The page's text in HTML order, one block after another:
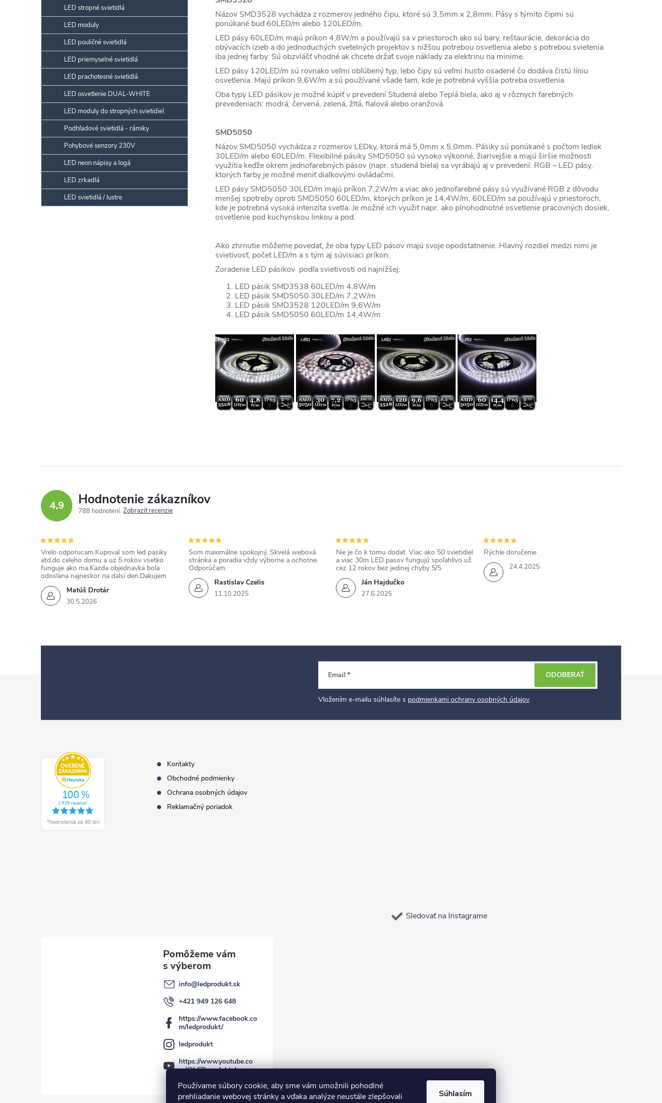
Používame súbory cookie, aby sme vám umožnili pohodlné
prehliadanie webovej stránky a vďaka analýze neustále zlepšovali
Súhlasím
LED stropné svietidlá
LED moduly
LED pouličné svietidlá
LED priemyselné svietidlá
LED prachotesné svietidlá
LED osvetlenie DUAL-WHITE
LED moduly do stropných svietidiel
Podhľadové svietidlá - rámiky
Pohybové senzory 230V
LED neon nápisy a logá
LED zrkadlá
LED svietidlá / lustre
Názov SMD3528 vychádza z rozmerov jedného čipu, ktoré sú 3,5mm x 2,8mm. Pásy s týmito čipmi sú
ponúkané buď 60LED/m alebo 120LED/m.
LED pásy 60LED/m majú príkon 4,8W/m a používajú sa v priestoroch ako sú bary, reštaurácie, dekorácia do
obývacích izieb a do jednoduchých svetelných projektov s nižšou potrebou osvetlenia alebo s potrebou svietenia
iba jednej farby. Sú obzvlášť vhodné ak chcete držať svoje náklady za elektrinu na minime.
LED pásy 120LED/m sú rovnako veľmi obľúbený typ, lebo čipy sú veľmi husto osadené čo dodáva čistú líniu
osvetlenia. Majú príkon 9,6W/m a sú používané všade tam, kde je potrebná vyššia potreba osvetlenia.
Oba typy LED pásikov je možné kúpiť v prevedení Studená alebo Teplá biela, ako aj v rôznych farebných
prevedeniach: modrá, červená, zelená, žltá, fialová alebo oranžová.
SMD5050
Názov SMD5050 vychádza z rozmerov LEDky, ktorá má 5,0mm x 5,0mm. Pásiky sú ponúkané s počtom lediek
30LED/m alebo 60LED/m. Flexibilné pásiky SMD5050 sú vysoko výkonné, žiarivejšie a majú širšie možnosti
využitia keďže okrem jednofarebných pásov (napr. studená biela) sa vyrábajú aj v prevedení: RGB – LED pásy,
ktorých farby je možné meniť diaľkovými ovládačmi.
LED pásy SMD5050 30LED/m majú príkon 7,2W/m a viac ako jednofarebné pásy sú využívané RGB z dôvodu
menšej spotreby oproti SMD5050 60LED/m, ktorých príkon je 14,4W/m. 60LED/m sa používajú v priestoroch,
kde je potrebná vysoká intenzita svetla. Je možné ich využiť napr. ako plnohodnotné osvetlenie pracovných dosiek,
osvetlenie pod kuchynskou linkou a pod.
Ako zhrnutie môžeme povedať, že oba typy LED pásov majú svoje opodstatnenie. Hlavný rozdiel medzi nimi je
svietivosť, počet LED/m a s tým aj súvisiaci príkon.
Zoradenie LED pásikov podľa svietivosti od najnižšej:
LED pásik SMD3538 60LED/m 4,8W/m
LED pásik SMD5050 30LED/m 7,2W/m
LED pásik SMD3528 120LED/m 9,6W/m
LED pásik SMD5050 60LED/m 14,4W/m
4,9 Hodnotenie zákazníkov
788 hodnotení Zobraziť recenzie
Matúš Drotár
30.5.2026
Vrelo odporucam.Kupoval som led pasiky
atd.do celeho domu a uz 5 rokov vsetko
funguje ako ma.Kazda objednavka bola
odoslana najneskor na dalsi den.Dakujem
Rastislav Czelis
11.10.2025
Som maximálne spokojný. Skvelá webová
stránka a poradia vždy výborne a ochotne.
Odporúčam.
Ján Hajdučko
27.6.2025
Nie je čo k tomu dodať. Viac ako 50 svietidiel
a viac 30m LED pasov fungujú spoľahlivo už
cez 12 rokov bez jedinej chyby 5/5
24.4.2025
Rýchle doručenie
Email
Vložením e-mailu súhlasíte s podmienkami ochrany osobných údajov
ODOBERAŤ
Kontakty
Obchodné podmienky
Ochrana osobných údajov
Reklamačný poriadok
Sledovať na Instagrame
info@ledprodukt.sk
+421 949 126 648
https://www.facebook.co
m/ledprodukt/
ledprodukt
https://www.youtube.co
m/@LEDproduktsk